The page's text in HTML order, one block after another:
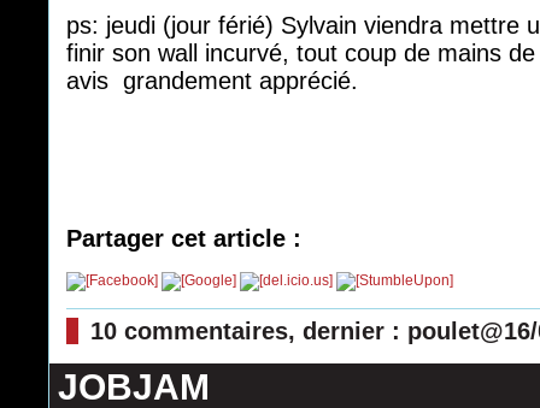
ps: jeudi (jour férié) Sylvain viendra mettre
finir son wall incurvé, tout coup de mains
avis grandement apprécié.
Partager cet article :
10 commentaires, dernier : poulet@16/
JOBJAM